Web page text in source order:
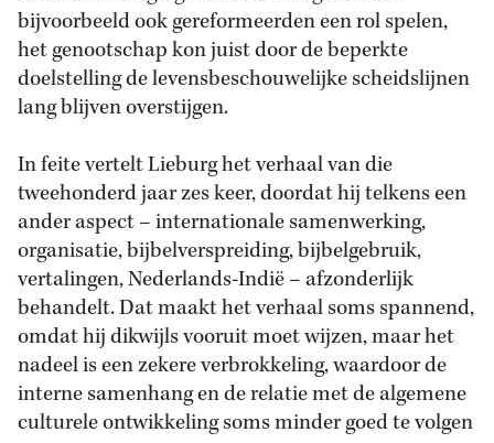
bijvoorbeeld ook gereformeerden een rol spelen,
het genootschap kon juist door de beperkte
doelstelling de levensbeschouwelijke scheidslijnen
lang blijven overstijgen.
In feite vertelt Lieburg het verhaal van die
tweehonderd jaar zes keer, doordat hij telkens een
ander aspect – internationale samenwerking,
organisatie, bijbelverspreiding, bijbelgebruik,
vertalingen, Nederlands-Indië – afzonderlijk
behandelt. Dat maakt het verhaal soms spannend,
omdat hij dikwijls vooruit moet wijzen, maar het
nadeel is een zekere verbrokkeling, waardoor de
interne samenhang en de relatie met de algemene
culturele ontwikkeling soms minder goed te volgen